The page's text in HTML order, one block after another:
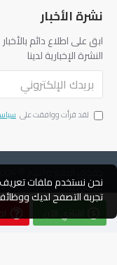
نشرة الأخبار
ابق على اطلاع دائم
النشرة الإخبارية لدينا
لقد قرأت ووافقت على
محفوظة
نحن نستخدم ملفات تعريف
تجربة التصفح لديك